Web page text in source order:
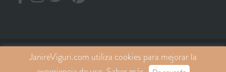
© COPYRIGHT JANIREVIGURI 2026
JanireViguri.com utiliza cookies para mejorar la